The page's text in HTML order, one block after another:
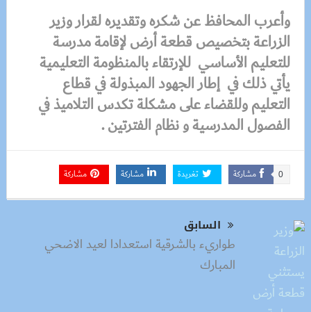
وأعرب المحافظعن شكره وتقديره لقرار وزير
الزراعة بتخصيص قطعة أرض لإقامة مدرسة
للتعليم الأساسي للإرتقاء بالمنظومة التعليمية
يأتي ذلك في إطار الجهود المبذولة في قطاع
التعليم وللقضاء على مشكلة تكدس التلاميذ في
الفصول المدرسية و نظام الفترتين .
مشاركة 0 تغريدة مشاركة مشاركة
السابق
طواريء بالشرقية استعدادا لعيد الاضحي
المبارك